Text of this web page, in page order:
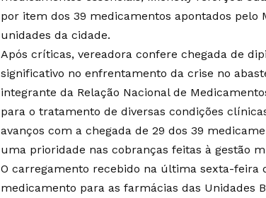
por item dos 39 medicamentos apontados
unidades da cidade.
Após críticas, vereadora confere chegada de
significativo no enfrentamento da crise no
integrante da Relação Nacional de
para o tratamento de diversas condições
avanços com a chegada de 29 dos 39
uma prioridade nas cobranças feitas à gestão
O carregamento recebido na última sexta-
medicamento para as farmácias das Unidades